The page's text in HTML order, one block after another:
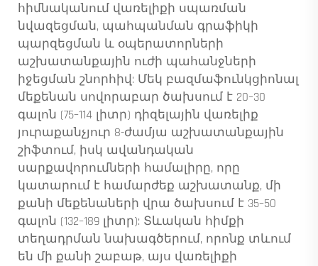
հիմնականում վառելիքի սպառման
նվազեցման, պահպանման գրաֆիկի
պարզեցման և օպերատորների
աշխատանքային ուժի պահանջների
իջեցման շնորհիվ: Մեկ բազմաֆունկցիոնալ
մեքենան սովորաբար ծախսում է 20–30
գալոն (75–114 լիտր) դիզելային վառելիք
յուրաքանչյուր 8-ժամյա աշխատանքային
շիֆտում, իսկ ավանդական
սարքավորումների համալիրը, որը
կատարում է համարժեք աշխատանք, մի
քանի մեքենաների վրա ծախսում է 35–50
գալոն (132–189 լիտր): Տևական հիմքի
տեղադրման նախագծերում, որոնք տևում
են մի քանի շաբաթ, այս վառելիքի